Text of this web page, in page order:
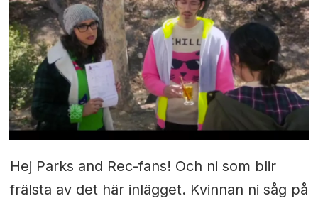
Hej Parks and Rec-fans! Och ni som blir
frälsta av det här inlägget. Kvinnan ni såg på